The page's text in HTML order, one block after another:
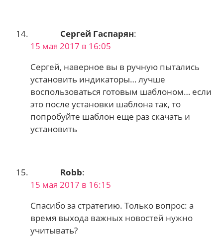
Сергей Гаспарян:
15 мая 2017 в 16:05
Сергей, наверное вы в ручную пытались
установить индикаторы… лучше
воспользоваться готовым шаблоном… если
это после установки шаблона так, то
попробуйте шаблон еще раз скачать и
установить
Robb:
15 мая 2017 в 16:15
Спасибо за стратегию. Только вопрос: а
время выхода важных новостей нужно
учитывать?